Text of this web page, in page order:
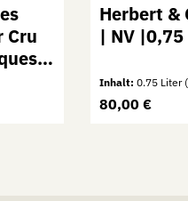
Cru
|
Herbert &
| NV
Inhalt:0.75 Liter
Regulärer
80,00 €